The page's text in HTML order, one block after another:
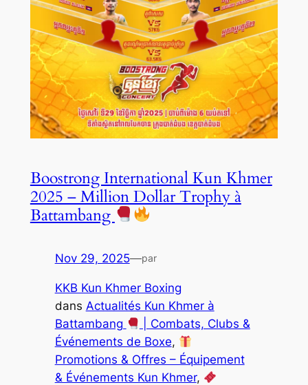
Boostrong International Kun Khmer
2025 – Million Dollar Trophy à
Battambang
Nov 29, 2025—par
KKB Kun Khmer Boxing
dans Actualités Kun Khmer à
Battambang
| Combats, Clubs &
Événements de Boxe,
Promotions & Offres – Équipement
& Événements Kun Khmer,